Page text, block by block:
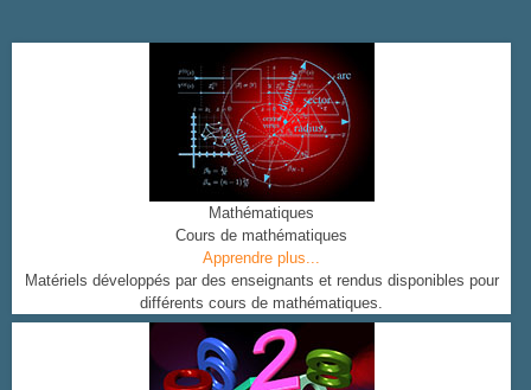
Mathématiques
Cours de mathématiques
Apprendre plus...
Matériels développés par des enseignants et rendus disponibles pour
différents cours de mathématiques.